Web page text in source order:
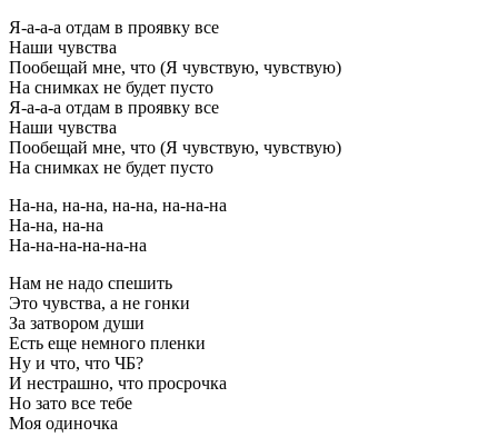
Я-а-а-а отдам в проявку все
Наши чувства
Пообещай мне, что (Я чувствую, чувствую)
На снимках не будет пусто
Я-а-а-а отдам в проявку все
Наши чувства
Пообещай мне, что (Я чувствую, чувствую)
На снимках не будет пусто
На-на, на-на, на-на, на-на-на
На-на, на-на
На-на-на-на-на-на
Нам не надо спешить
Это чувства, а не гонки
За затвором души
Есть еще немного пленки
Ну и что, что ЧБ?
И нестрашно, что просрочка
Но зато все тебе
Моя одиночка